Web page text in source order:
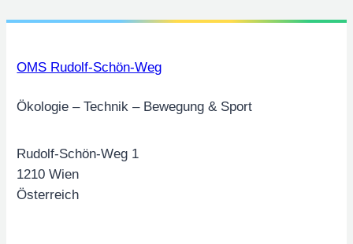
OMS Rudolf-Schön-Weg
Ökologie – Technik – Bewegung & Sport
Rudolf-Schön-Weg 1
1210 Wien
Österreich